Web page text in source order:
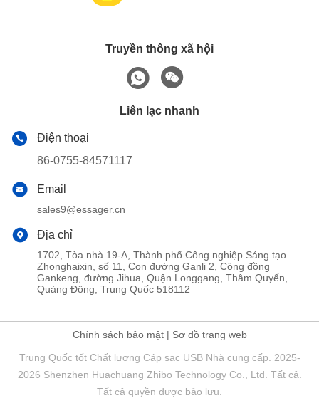
Truyền thông xã hội
Liên lạc nhanh
Điện thoại
86-0755-84571117
Email
sales9@essager.cn
Địa chỉ
1702, Tòa nhà 19-A, Thành phố Công nghiệp Sáng tạo
Zhonghaixin, số 11, Con đường Ganli 2, Cộng đồng
Gankeng, đường Jihua, Quận Longgang, Thâm Quyến,
Quảng Đông, Trung Quốc 518112
Chính sách bảo mật| Sơ đồ trang web
Trung Quốc tốt Chất lượng Cáp sạc USB Nhà cung cấp. 2025-
2026 Shenzhen Huachuang Zhibo Technology Co., Ltd. Tất cả.
Tất cả quyền được bảo lưu.